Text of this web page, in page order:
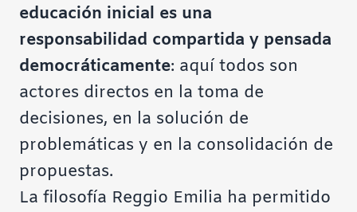
educación inicial es una
responsabilidad compartida y pensada
democráticamente: aquí todos son
actores directos en la toma de
decisiones, en la solución de
problemáticas y en la consolidación de
propuestas.
La filosofía Reggio Emilia ha permitido